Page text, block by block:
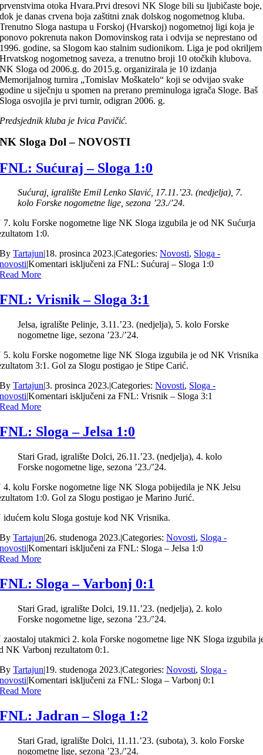
prvenstvima otoka Hvara.Prvi dresovi NK Sloge bili su ljubičaste boje,
dok je danas crvena boja zaštitni znak dolskog nogometnog kluba.
Trenutno Sloga nastupa u Forskoj (Hvarskoj) nogometnoj ligi koja je
ponovo pokrenuta nakon Domovinskog rata i odvija se neprestano od
1996. godine, sa Slogom kao stalnim sudionikom. Liga je pod okriljem
Hrvatskog nogometnog saveza, a trenutno broji 10 otočkih klubova.
NK Sloga od 2006.g. do 2015.g. organizirala je 10 izdanja
Memorijalnog turnira „Tomislav Moškatelo“ koji se odvijao svake
godine u siječnju u spomen na prerano preminuloga igrača Sloge. Baš
Sloga osvojila je prvi turnir, odigran 2006. g.
Predsjednik kluba je Ivica Pavičić.
NK Sloga Dol – NOVOSTI
FNL: Sućuraj – Sloga 1:0
Sućuraj, igralište Emil Lenko Slavić, 17.11.’23. (nedjelja), 7.
kolo Forske nogometne lige, sezona ’23./’24.
7. kolu Forske nogometne lige NK Sloga izgubila je od NK Sućurja
1:0.
ByTartajun|18. prosinca 2023.|Categories:Novosti, Sloga -
novosti|Komentari isključeni za FNL: Sućuraj – Sloga 1:0
Read More
FNL: Vrisnik – Sloga 3:1
Jelsa, igralište Pelinje, 3.11.’23. (nedjelja), 5. kolo Forske
nogometne lige, sezona ’23./’24.
5. kolu Forske nogometne lige NK Sloga izgubila je od NK Vrisnika
3:1. Gol za Slogu postigao je Stipe Carić.
ByTartajun|3. prosinca 2023.|Categories:Novosti, Sloga -
novosti|Komentari isključeni za FNL: Vrisnik – Sloga 3:1
Read More
FNL: Sloga – Jelsa 1:0
Stari Grad, igralište Dolci, 26.11.’23. (nedjelja), 4. kolo
Forske nogometne lige, sezona ’23./’24.
4. kolu Forske nogometne lige NK Sloga pobijedila je NK Jelsu
1:0. Gol za Slogu postigao je Marino Jurić.
idućem kolu Sloga gostuje kod NK Vrisnika.
ByTartajun|26. studenoga 2023.|Categories:Novosti, Sloga -
novosti|Komentari isključeni za FNL: Sloga – Jelsa 1:0
Read More
FNL: Sloga – Varbonj 0:1
Stari Grad, igralište Dolci, 19.11.’23. (nedjelja), 2. kolo
Forske nogometne lige, sezona ’23./’24.
zaostaloj utakmici 2. kola Forske nogometne lige NK Sloga izgubila
NK Varbonj rezultatom 0:1.
ByTartajun|19. studenoga 2023.|Categories:Novosti, Sloga -
novosti|Komentari isključeni za FNL: Sloga – Varbonj 0:1
Read More
FNL: Jadran – Sloga 1:2
Stari Grad, igralište Dolci, 11.11.’23. (subota), 3. kolo Forske
nogometne lige, sezona ’23./’24.